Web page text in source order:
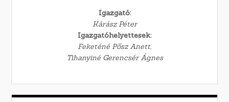
Igazgató:
Kárász Péter
Igazgatóhelyettesek:
Feketéné Pősz Anett,
Tihanyiné Gerencsér Ágnes